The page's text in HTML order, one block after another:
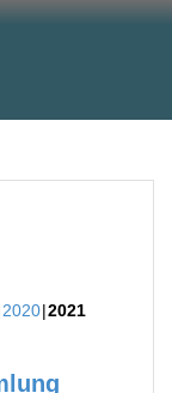
2020 2021